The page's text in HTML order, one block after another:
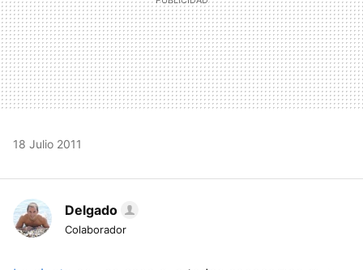
18 Julio 2011
Delgado
Colaborador